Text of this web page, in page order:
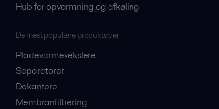
Hub for opvarmning og afkøling
De mest populære produktsider
Pladevarmevekslere
Separatorer
Dekantere
Membranfiltrering